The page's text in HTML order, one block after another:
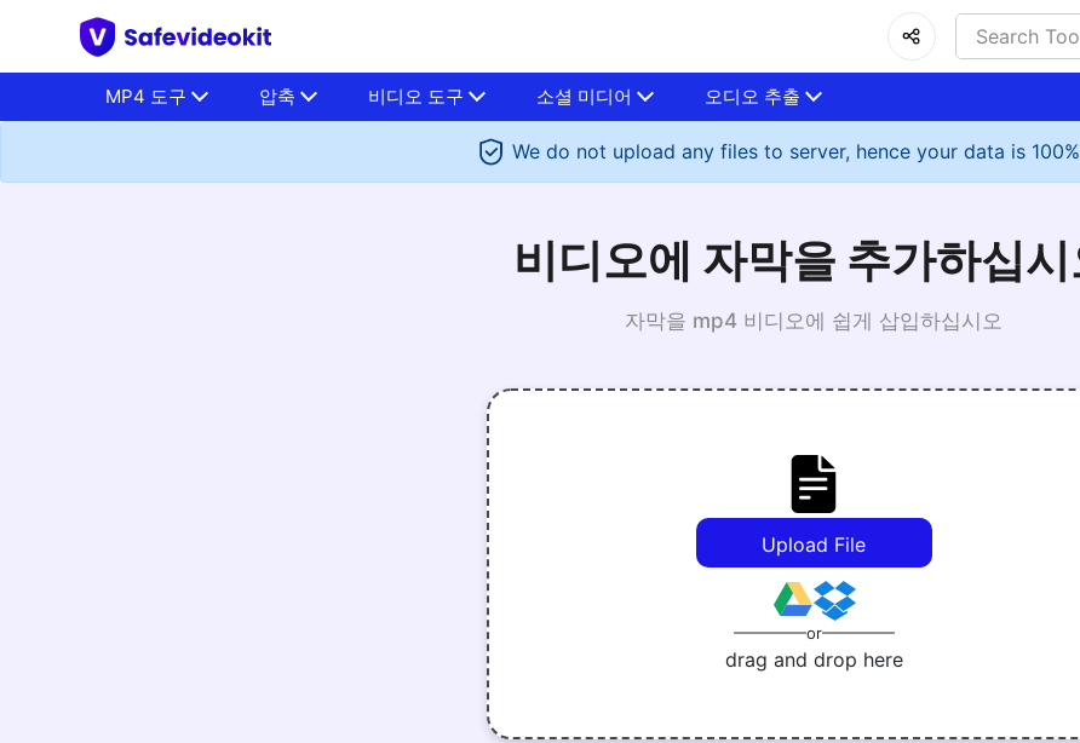
MP4 도구 압축 비디오 도구 소셜 미디어 오디오 추출
We do not upload any files to server, hence your data is
비디오에 자막을 추가하십
자막을 mp4 비디오에 쉽게 삽입하십시오
Upload File
or
drag and drop here